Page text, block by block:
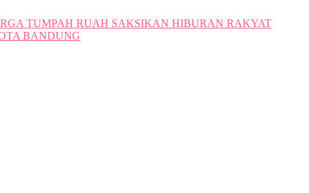
TUMPAH RUAH SAKSIKAN HIBURAN RAKYAT
BANDUNG